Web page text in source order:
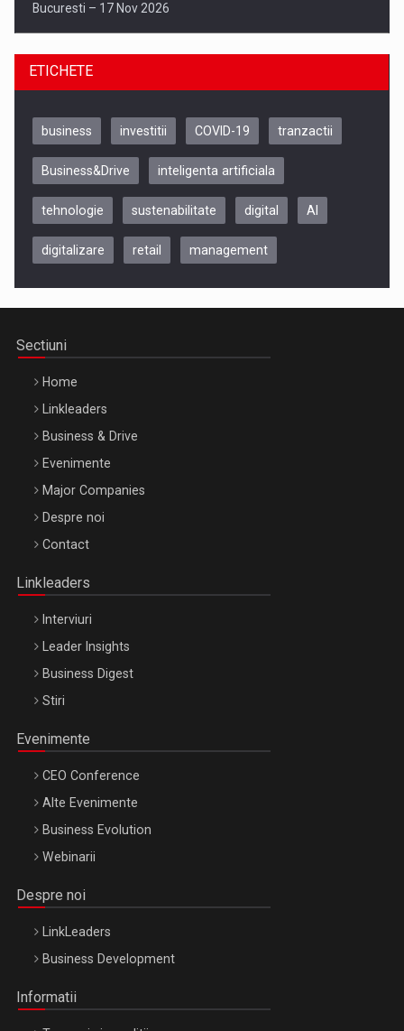
Bucuresti – 17 Nov 2026
Be Inspired. Make it Happen!, CLUJ, 9 Decembrie
Be Inspired. Make it Happen!, ARTEMIS LETO, ORADEA, 8
Octombrie
ETICHETE
business investitii COVID-19 tranzactii
Business&Drive inteligenta artificiala
tehnologie sustenabilitate digital AI
digitalizare retail management
Sectiuni
Home
Linkleaders
Business & Drive
Evenimente
Major Companies
Despre noi
Contact
Linkleaders
Interviuri
Leader Insights
Business Digest
Stiri
Evenimente
CEO Conference
Alte Evenimente
Business Evolution
Webinarii
Despre noi
LinkLeaders
Business Development
Informatii